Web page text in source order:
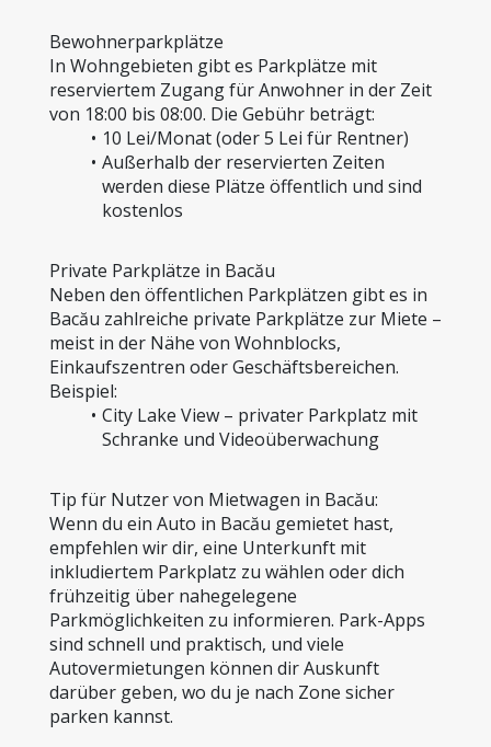
Bewohnerparkplätze
In Wohngebieten gibt es Parkplätze mit
reserviertem Zugang für Anwohner in der Zeit
von 18:00 bis 08:00. Die Gebühr beträgt:
10 Lei/Monat (oder 5 Lei für Rentner)
Außerhalb der reservierten Zeiten
werden diese Plätze öffentlich und sind
kostenlos
Private Parkplätze in Bacău
Neben den öffentlichen Parkplätzen gibt es in
Bacău zahlreiche private Parkplätze zur Miete –
meist in der Nähe von Wohnblocks,
Einkaufszentren oder Geschäftsbereichen.
Beispiel:
City Lake View – privater Parkplatz mit
Schranke und Videoüberwachung
Tip für Nutzer von Mietwagen in Bacău:
Wenn du ein Auto in Bacău gemietet hast,
empfehlen wir dir, eine Unterkunft mit
inkludiertem Parkplatz zu wählen oder dich
frühzeitig über nahegelegene
Parkmöglichkeiten zu informieren. Park-Apps
sind schnell und praktisch, und viele
Autovermietungen können dir Auskunft
darüber geben, wo du je nach Zone sicher
parken kannst.